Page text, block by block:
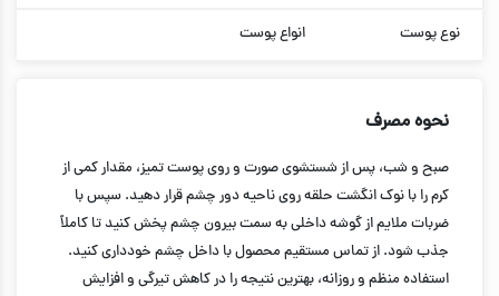
نوع پوست انواع پوست
نحوه مصرف
صبح و شب، پس از شستشوی صورت و روی پوست تمیز، مقدار کمی از
کرم را با نوک انگشت حلقه روی ناحیه دور چشم قرار دهید. سپس با
ضربات ملایم از گوشه داخلی به سمت بیرون چشم پخش کنید تا کاملاً
جذب شود. از تماس مستقیم محصول با داخل چشم خودداری کنید.
استفاده منظم و روزانه، بهترین نتیجه را در کاهش تیرگی و افزایش